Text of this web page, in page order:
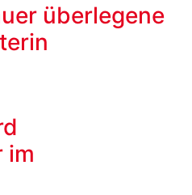
überlegene
im